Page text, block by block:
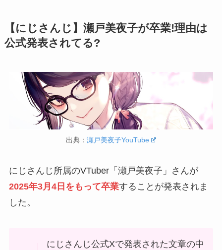
【にじさんじ】瀬戸美夜子が卒業!理由は
公式発表されてる?
出典： 瀬戸美夜子YouTube
にじさんじ所属のVTuber「瀬戸美夜子」さんが
2025年3月4日をもって卒業することが発表されま
した。
にじさんじ公式Xで発表された文章の中